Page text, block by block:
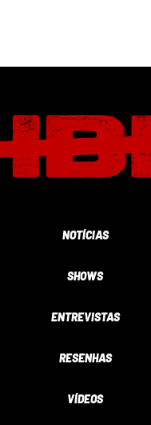
NOTÍCIAS
SHOWS
ENTREVISTAS
RESENHAS
VÍDEOS